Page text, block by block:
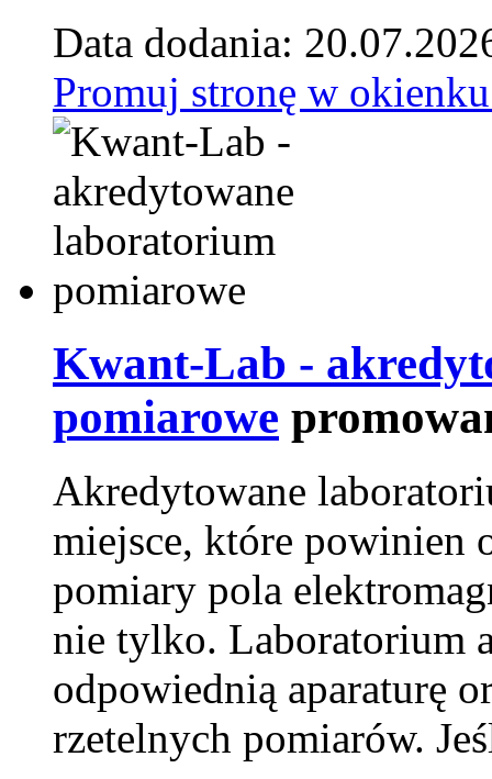
Data dodania:
Promuj stronę w
Kwant-Lab -
pomiarowe
Akredytowane
miejsce, które powinien
pomiary pola
nie tylko. Laboratorium
odpowiednią aparaturę
rzetelnych pomiarów.